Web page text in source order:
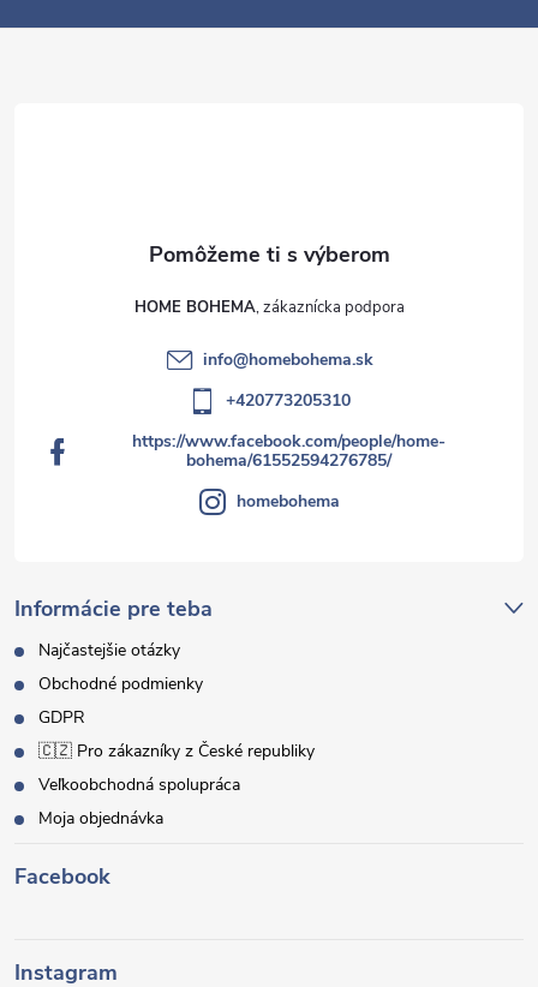
e
Informácie pre teba
Najčastejšie otázky
Obchodné podmienky
GDPR
🇨🇿 Pro zákazníky z České republiky
Veľkoobchodná spolupráca
Moja objednávka
HOME BOHEMA
info@homebohema.sk
+420773205310
https://www.facebook.com/people/home-
bohema/61552594276785/
homebohema
Facebook
Instagram